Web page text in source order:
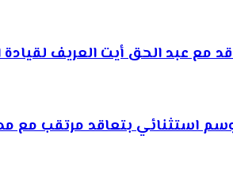
مع عبد الحق أيت العريف
استثنائي بتعاقد مرتقب مع